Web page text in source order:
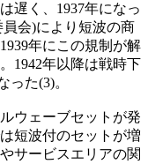
遅く、1937年になっ
会)により短波の商
年にこの規制が解
1942年以降は戦時下
った(3)。
ウェーブセットが発
短波付のセットが増
サービスエリアの関